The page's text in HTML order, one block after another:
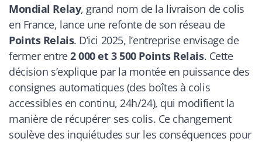
Mondial Relay, grand nom de la livraison de colis
en France, lance une refonte de son réseau de
Points Relais. D’ici 2025, l’entreprise envisage de
fermer entre2 000 et 3 500 Points Relais. Cette
décision s’explique par la montée en puissance des
consignes automatiques (des boîtes à colis
accessibles en continu, 24h/24), qui modifient la
manière de récupérer ses colis. Ce changement
soulève des inquiétudes sur les conséquences pour